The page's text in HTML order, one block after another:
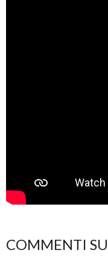
COMMENTI